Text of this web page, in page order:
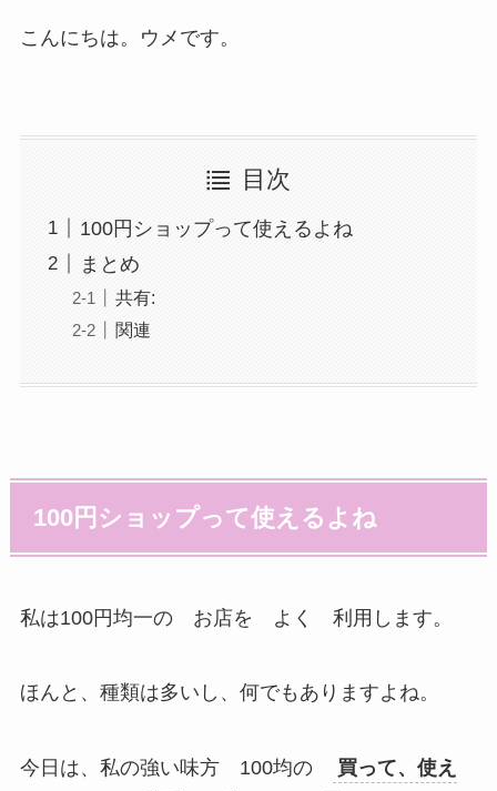
こんにちは。ウメです。
目次
100円ショップって使えるよね
まとめ
共有:
関連
100円ショップって使えるよね
私は100円均一の お店を よく 利用します。
ほんと、種類は多いし、何でもありますよね。
今日は、私の強い味方 100均の
買って、使え